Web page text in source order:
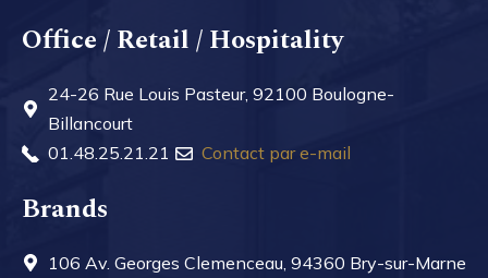
Office / Retail / Hospitality
24-26 Rue Louis Pasteur, 92100 Boulogne-
Billancourt
01.48.25.21.21
Contact par e-mail
Brands
106 Av. Georges Clemenceau, 94360 Bry-sur-Marne